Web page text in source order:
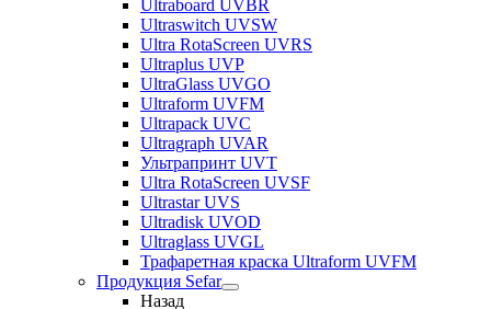
Ultraboard UVBR
Ultraswitch UVSW
Ultra RotaScreen UVRS
Ultraplus UVP
UltraGlass UVGO
Ultraform UVFM
Ultrapack UVC
Ultragraph UVAR
Ультрапринт UVT
Ultra RotaScreen UVSF
Ultrastar UVS
Ultradisk UVOD
Ultraglass UVGL
Трафаретная краска Ultraform UVFM
Продукция Sefar
Назад